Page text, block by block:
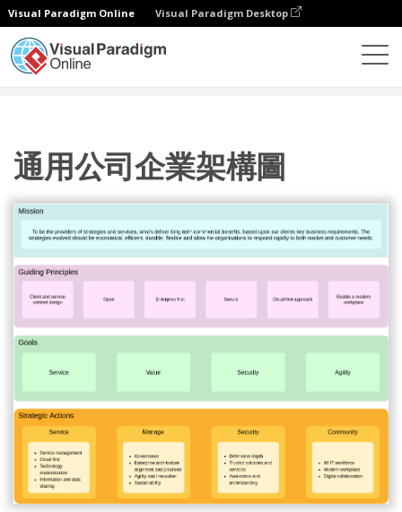
Visual Paradigm Online Visual Paradigm Desktop
通用公司企業架構圖